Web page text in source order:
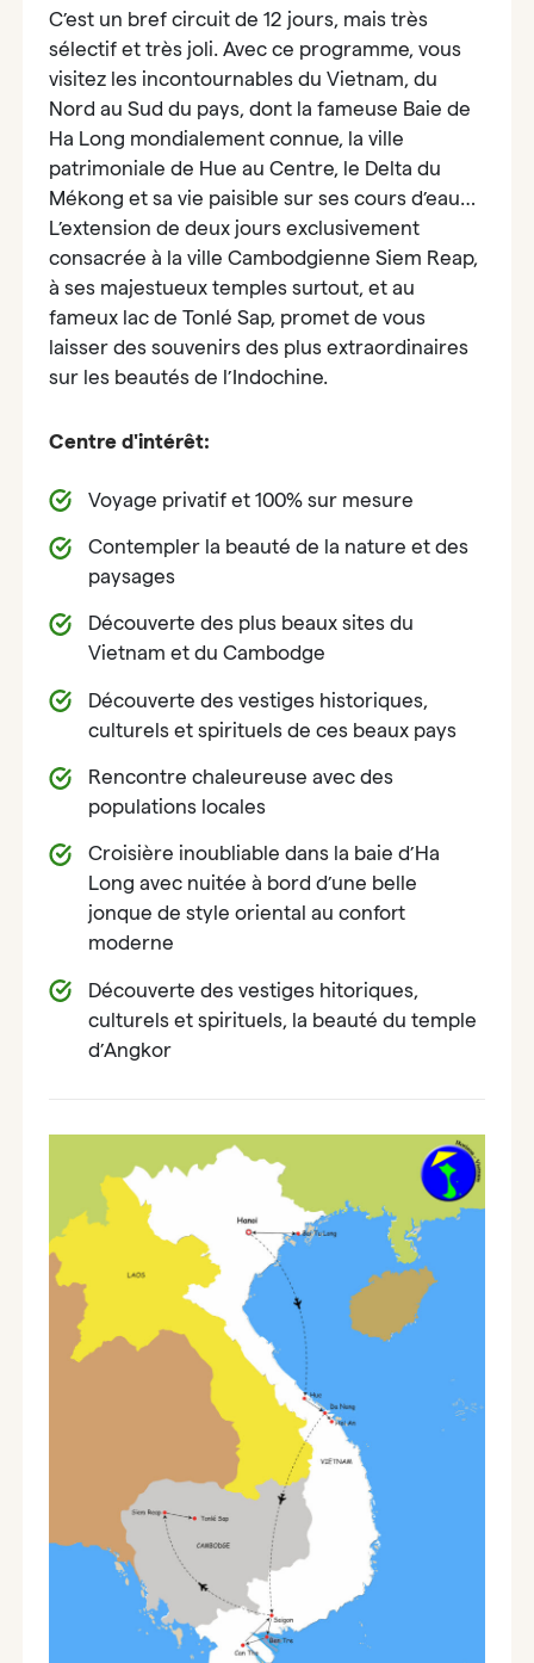
C’est un bref circuit de 12 jours, mais très
sélectif et très joli. Avec ce programme, vous
visitez les incontournables du Vietnam, du
Nord au Sud du pays, dont la fameuse Baie de
Ha Long mondialement connue, la ville
patrimoniale de Hue au Centre, le Delta du
Mékong et sa vie paisible sur ses cours d’eau…
L’extension de deux jours exclusivement
consacrée à la ville Cambodgienne Siem Reap,
à ses majestueux temples surtout, et au
fameux lac de Tonlé Sap, promet de vous
laisser des souvenirs des plus extraordinaires
sur les beautés de l’Indochine.
Centre d'intérêt:
Voyage privatif et 100% sur mesure
Contempler la beauté de la nature et des
paysages
Découverte des plus beaux sites du
Vietnam et du Cambodge
Découverte des vestiges historiques,
culturels et spirituels de ces beaux pays
Rencontre chaleureuse avec des
populations locales
Croisière inoubliable dans la baie d’Ha
Long avec nuitée à bord d’une belle
jonque de style oriental au confort
moderne
Découverte des vestiges hitoriques,
culturels et spirituels, la beauté du temple
d’Angkor